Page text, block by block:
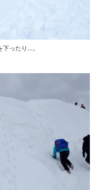
ったり…。